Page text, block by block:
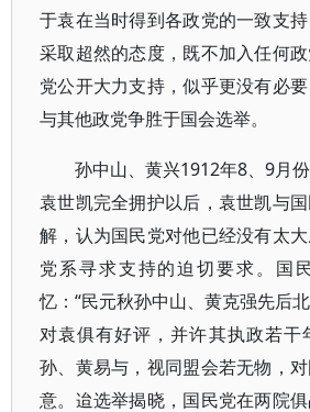
于袁在当时得到各政党的一致支
采取超然的态度，既不加入任何
党公开大力支持，似乎更没有必
与其他政党争胜于国会选举。
孙中山、黄兴1912年8、9月
袁世凯完全拥护以后，袁世凯与
解，认为国民党对他已经没有太
党系寻求支持的迫切要求。国
忆：“民元秋孙中山、黄克强先后
对袁俱有好评，并许其执政若干
孙、黄易与，视同盟会若无物，
意。迨选举揭晓，国民党在两院